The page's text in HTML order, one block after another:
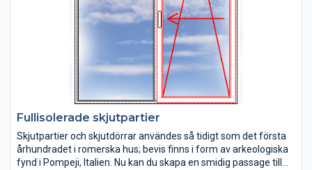
Fullisolerade skjutpartier
Skjutpartier och skjutdörrar användes så tidigt som det första
århundradet i romerska hus; bevis finns i form av arkeologiska
fynd i Pompeji, Italien. Nu kan du skapa en smidig passage till